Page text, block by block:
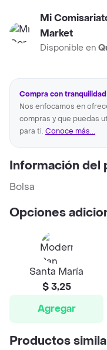
Mi
Market
Disponible en
Compra con
Nos enfocamos en
compras y que puedas
para ti. Conoce más...
Información del
Bolsa
Opciones
Santa María
$ 3,25
Agregar
Productos